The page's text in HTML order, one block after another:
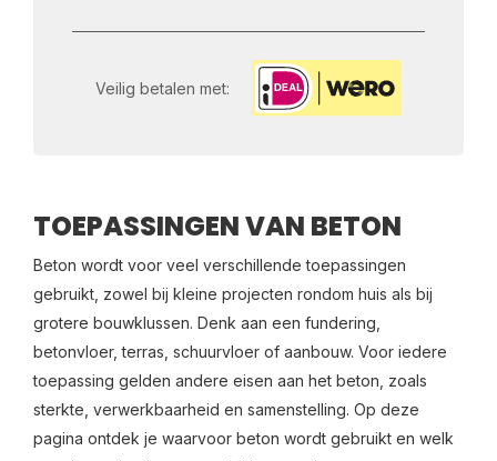
TOEPASSINGEN VAN BETON
Beton wordt voor veel verschillende toepassingen
gebruikt, zowel bij kleine projecten rondom huis als bij
grotere bouwklussen. Denk aan een fundering,
betonvloer, terras, schuurvloer of aanbouw. Voor iedere
toepassing gelden andere eisen aan het beton, zoals
sterkte, verwerkbaarheid en samenstelling. Op deze
pagina ontdek je waarvoor beton wordt gebruikt en welk
Veilig betalen met: